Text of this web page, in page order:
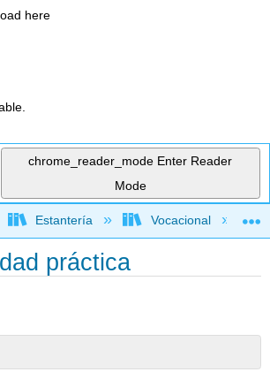
here
chrome_reader_mode Enter Reader
Mode
jerarquía global
Estantería Vocacional
práctica